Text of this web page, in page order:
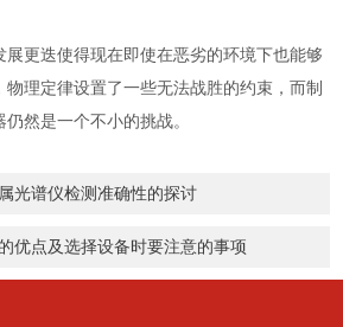
更迭使得现在即使在恶劣的环境下也能够
理定律设置了一些无法战胜的约束，而制
然是一个不小的挑战。
光谱仪检测准确性的探讨
优点及选择设备时要注意的事项